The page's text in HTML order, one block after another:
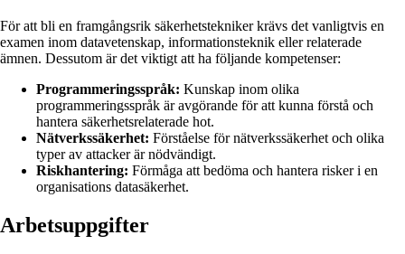
För att bli en framgångsrik säkerhetstekniker krävs det vanligtvis en
examen inom datavetenskap, informationsteknik eller relaterade
ämnen. Dessutom är det viktigt att ha följande kompetenser:
Programmeringsspråk: Kunskap inom olika
programmeringsspråk är avgörande för att kunna förstå och
hantera säkerhetsrelaterade hot.
Nätverkssäkerhet: Förståelse för nätverkssäkerhet och olika
typer av attacker är nödvändigt.
Riskhantering: Förmåga att bedöma och hantera risker i en
organisations datasäkerhet.
Arbetsuppgifter